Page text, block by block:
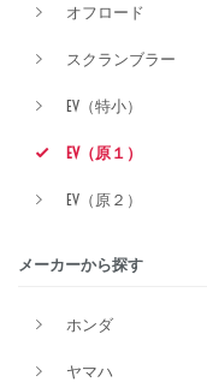
オフロード
スクランブラー
EV（特小）
EV（原１）
EV（原２）
メーカーから探す
ホンダ
ヤマハ